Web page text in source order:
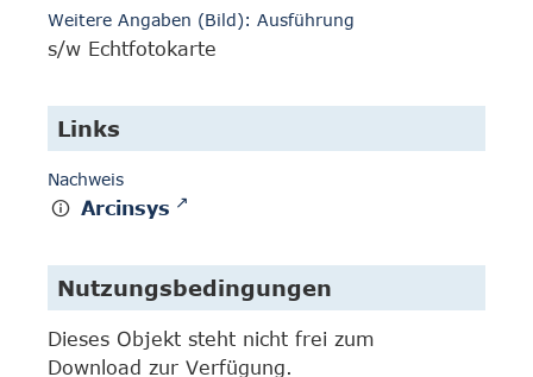
Weitere Angaben (Bild): Ausführung
s/w Echtfotokarte
Links
Nachweis
Arcinsys
Nutzungsbedingungen
Dieses Objekt steht nicht frei zum
Download zur Verfügung.